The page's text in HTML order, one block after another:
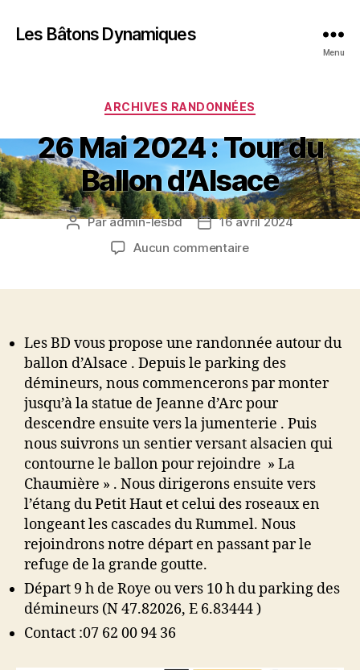
Les Bâtons Dynamiques
Menu
Catégories
ARCHIVES RANDONNÉES
26 Mai 2024 : Tour du
Ballon d’Alsace
Auteur
Paradmin-lesbd
Date16 avril 2024
Aucun commentairesur
Tour
du
Ballon
d’Alsace
Les BD vous propose une randonnée autour du
ballon d’Alsace . Depuis le parking des
démineurs, nous commencerons par monter
jusqu’à la statue de Jeanne d’Arc pour
descendre ensuite vers la jumenterie . Puis
nous suivrons un sentier versant alsacien qui
contourne le ballon pour rejoindre » La
Chaumière » . Nous dirigerons ensuite vers
l’étang du Petit Haut et celui des roseaux en
longeant les cascades du Rummel. Nous
rejoindrons notre départ en passant par le
refuge de la grande goutte.
Départ 9 h de Roye ou vers 10 h du parking des
démineurs (N 47.82026, E 6.83444 )
Contact :07 62 00 94 36